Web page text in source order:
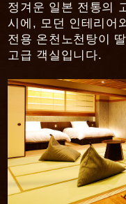
정겨운 일본 전통의
시에, 모던 인테리어
전용 온천노천탕이
고급 객실입니다.